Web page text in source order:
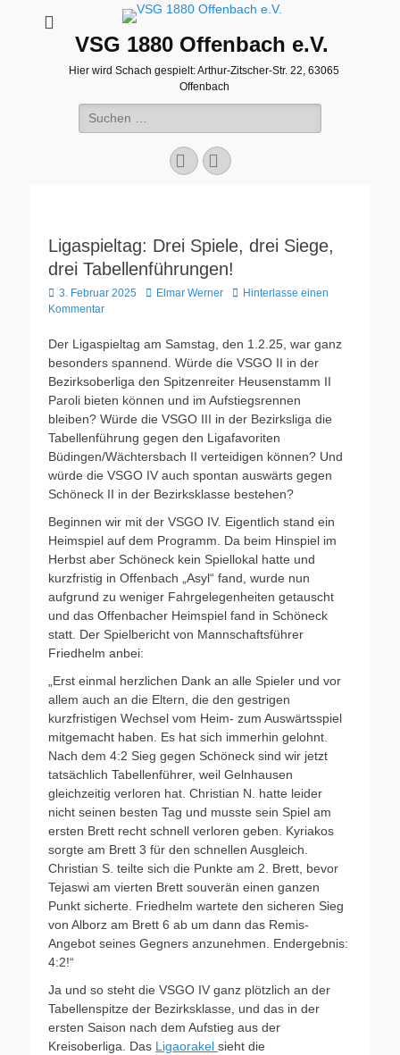
VSG 1880 Offenbach e.V.
Hier wird Schach gespielt: Arthur-Zitscher-Str. 22, 63065
Offenbach
Suche
nach:
FacebookWordPress
Ligaspieltag: Drei Spiele, drei Siege,
drei Tabellenführungen!
Veröffentlicht
am
3. Februar 2025 AutorElmar Werner
Hinterlasse einen
Kommentar
Der Ligaspieltag am Samstag, den 1.2.25, war ganz
besonders spannend. Würde die VSGO II in der
Bezirksoberliga den Spitzenreiter Heusenstamm II
Paroli bieten können und im Aufstiegsrennen
bleiben? Würde die VSGO III in der Bezirksliga die
Tabellenführung gegen den Ligafavoriten
Büdingen/Wächtersbach II verteidigen können? Und
würde die VSGO IV auch spontan auswärts gegen
Schöneck II in der Bezirksklasse bestehen?
Beginnen wir mit der VSGO IV. Eigentlich stand ein
Heimspiel auf dem Programm. Da beim Hinspiel im
Herbst aber Schöneck kein Spiellokal hatte und
kurzfristig in Offenbach „Asyl“ fand, wurde nun
aufgrund zu weniger Fahrgelegenheiten getauscht
und das Offenbacher Heimspiel fand in Schöneck
statt. Der Spielbericht von Mannschaftsführer
Friedhelm anbei:
„Erst einmal herzlichen Dank an alle Spieler und vor
allem auch an die Eltern, die den gestrigen
kurzfristigen Wechsel vom Heim- zum Auswärtsspiel
mitgemacht haben. Es hat sich immerhin gelohnt.
Nach dem 4:2 Sieg gegen Schöneck sind wir jetzt
tatsächlich Tabellenführer, weil Gelnhausen
gleichzeitig verloren hat. Christian N. hatte leider
nicht seinen besten Tag und musste sein Spiel am
ersten Brett recht schnell verloren geben. Kyriakos
sorgte am Brett 3 für den schnellen Ausgleich.
Christian S. teilte sich die Punkte am 2. Brett, bevor
Tejaswi am vierten Brett souverän einen ganzen
Punkt sicherte. Friedhelm wartete den sicheren Sieg
von Alborz am Brett 6 ab um dann das Remis-
Angebot seines Gegners anzunehmen. Endergebnis:
4:2!“
Ja und so steht die VSGO IV ganz plötzlich an der
Tabellenspitze der Bezirksklasse, und das in der
ersten Saison nach dem Aufstieg aus der
Kreisoberliga. Das Ligaorakel sieht die